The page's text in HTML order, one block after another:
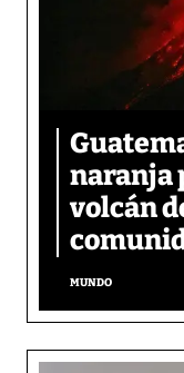
naranja
volcán
MUNDO